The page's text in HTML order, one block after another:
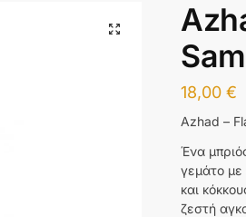
18,00€
Azhad –
Ένα
γεμάτο με
και
ζεστή